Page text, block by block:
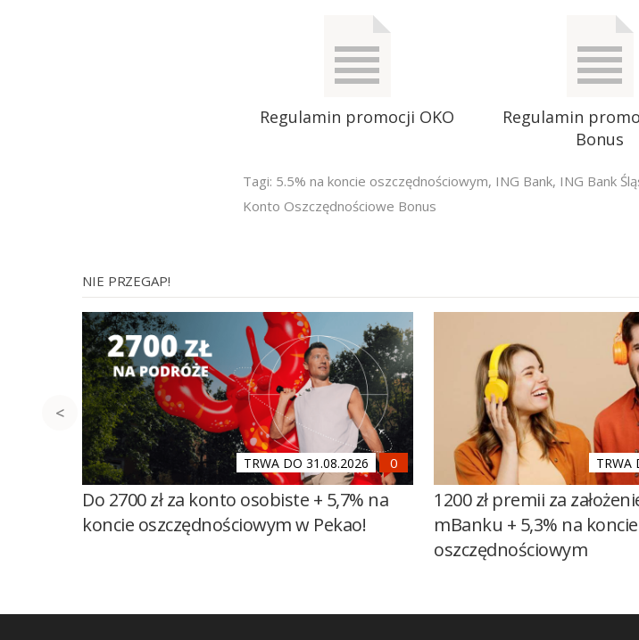
Regulamin promocji OKO
Regulamin
Bonus
Tagi: 5.5% na koncie oszczędnościowym, ING Bank, ING Bank
Konto Oszczędnościowe Bonus
NIE PRZEGAP!
TRWA DO 31.08.2026
Do 2700 zł za konto osobiste + 5,7% na
koncie oszczędnościowym w Pekao!
TRWA
1200 zł premii za
mBanku + 5,3% na koncie
oszczędnościowym